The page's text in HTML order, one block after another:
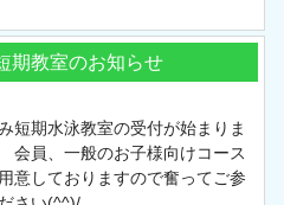
期教室のお知らせ
短期水泳教室の受付が始まりま
会員、一般のお子様向けコース
意しておりますので奮ってご参